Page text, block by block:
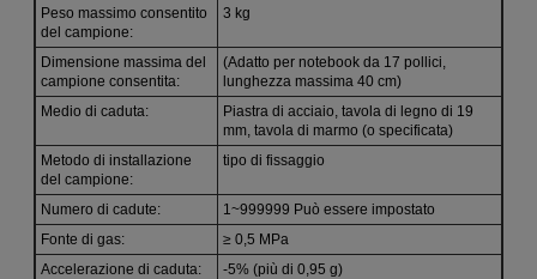
Peso massimo consentito
del campione:
3 kg
Dimensione massima del
campione consentita:
(Adatto per notebook da 17 pollici,
lunghezza massima 40 cm)
Medio di caduta:
Piastra di acciaio, tavola di legno di 19
mm, tavola di marmo (o specificata)
Metodo di installazione
del campione:
tipo di fissaggio
Numero di cadute:
1~999999 Può essere impostato
Fonte di gas:
≥ 0,5 MPa
Accelerazione di caduta:
-5% (più di 0,95 g)